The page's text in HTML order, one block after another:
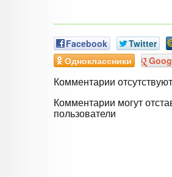
Facebook
Twitter
Одноклассники
Комментарии отсутствуют
Комментарии могут
пользователи